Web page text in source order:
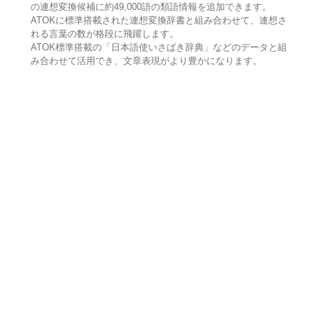
の連想変換候補に約49,000語の類語情報を追加できます。
ATOKに標準搭載された連想変換辞書と組み合わせて、連想さ
れる言葉の数が格段に飛躍します。
ATOK標準搭載の「日本語使いさばき辞典」などのデータと組
み合わせて活用でき、文章表現がより豊かになります。